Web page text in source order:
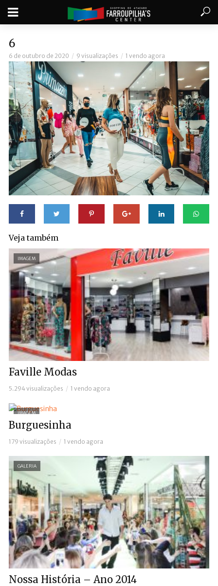
6
6 de outubro de 2020 9 visualizações 1 vendo agora
Veja também
IMAGEM
Faville Modas
5.294 visualizações 1 vendo agora
IMAGEM
Burguesinha
179 visualizações 1 vendo agora
GALERIA
Nossa História – Ano 2014